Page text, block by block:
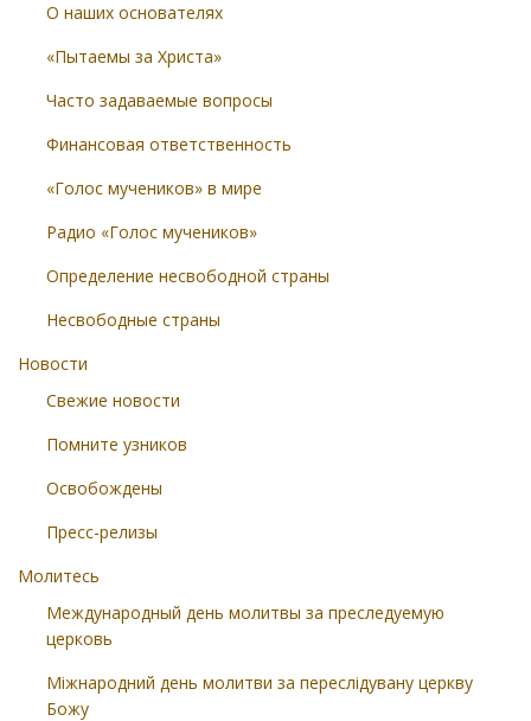
О наших основателях
«Пытаемы за Христа»
Часто задаваемые вопросы
Финансовая ответственность
«Голос мучеников» в мире
Радио «Голос мучеников»
Определение несвободной страны
Несвободные страны
Новости
Свежие новости
Помните узников
Освобождены
Пресс-релизы
Молитесь
Международный день молитвы за преследуемую
церковь
Міжнародний день молитви за переслідувану церкву
Божу